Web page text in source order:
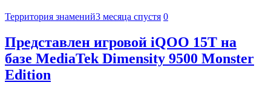
Территория знамений3 месяца спустя 0
Представлен игровой iQOO 15T на
базе MediaTek Dimensity 9500 Monster
Edition